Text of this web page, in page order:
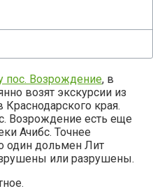
пос. Возрождение, в
возят экскурсии из
края.
Возрождение есть еще
Ачибс. Точнее
один дольмен Лит
или разрушены.